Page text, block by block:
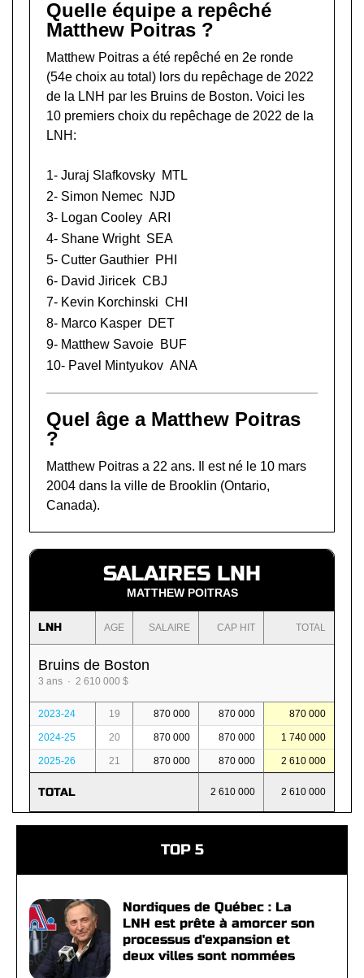
Quelle équipe a repêché
Matthew Poitras ?
Matthew Poitras a été repêché en 2e ronde
(54e choix au total) lors du repêchage de 2022
de la LNH par les Bruins de Boston. Voici les
10 premiers choix du repêchage de 2022 de la
LNH:
1- Juraj Slafkovsky MTL
2- Simon Nemec NJD
3- Logan Cooley ARI
4- Shane Wright SEA
5- Cutter Gauthier PHI
6- David Jiricek CBJ
7- Kevin Korchinski CHI
8- Marco Kasper DET
9- Matthew Savoie BUF
10- Pavel Mintyukov ANA
Quel âge a Matthew Poitras
?
Matthew Poitras a 22 ans. Il est né le 10 mars
2004 dans la ville de Brooklin (Ontario,
Canada).
SALAIRES LNH
MATTHEW POITRAS
LNH AGE SALAIRE CAP HIT TOTAL
Bruins de Boston
3 ans · 2 610 000 $
2023-24 19 870 000 870 000 870 000
2024-25 20 870 000 870 000 1 740 000
2025-26 21 870 000 870 000 2 610 000
TOTAL 2 610 000 2 610 000
TOP 5
Nordiques de Québec : La
LNH est prête à amorcer son
processus d'expansion et
deux villes sont nommées